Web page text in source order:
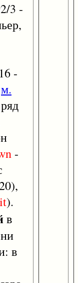
3 -
-
м.
-
).
в
в